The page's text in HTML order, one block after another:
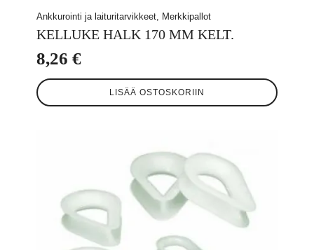
Ankkurointi ja laituritarvikkeet, Merkkipallot
KELLUKE HALK 170 MM KELT.
8,26 €
LISÄÄ OSTOSKORIIN